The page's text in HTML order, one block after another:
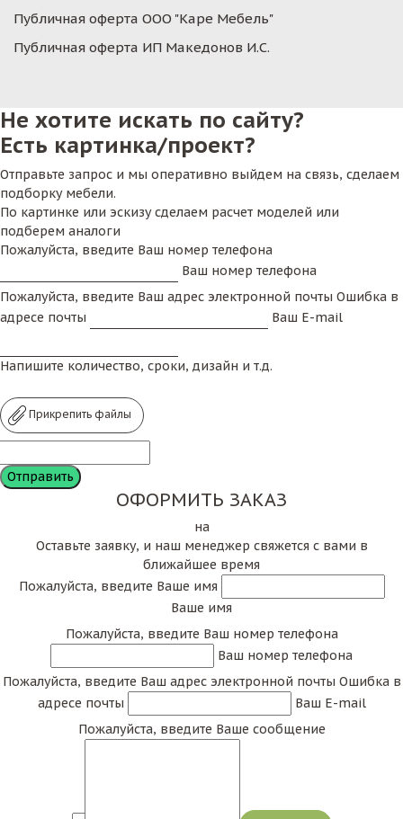
Публичная оферта ООО "Каре Мебель"
Публичная оферта ИП Македонов И.С.
Не хотите искать по сайту?
Есть картинка/проект?
Отправьте запрос и мы оперативно выйдем на связь, сделаем
подборку мебели.
По картинке или эскизу сделаем расчет моделей или
подберем аналоги
Пожалуйста, введите Ваш номер телефона
Ваш номер телефона
Пожалуйста, введите Ваш адрес электронной почты Ошибка в
адресе почты
Ваш E-mail
Напишите количество, сроки, дизайн и т.д.
Прикрепить файлы
ОФОРМИТЬ ЗАКАЗ
на
Оставьте заявку, и наш менеджер свяжется с вами в
ближайшее время
Пожалуйста, введите Ваше имя
Ваше имя
Пожалуйста, введите Ваш номер телефона
Ваш номер телефона
Пожалуйста, введите Ваш адрес электронной почты Ошибка в
адресе почты
Ваш E-mail
Пожалуйста, введите Ваше сообщение